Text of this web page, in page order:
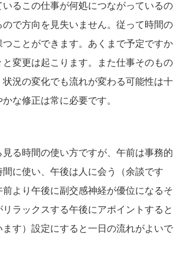
いるこの仕事が何処につながっているの
で方向を見失いません。従って時間の
ことができます。あくまで予定ですか
と変更は起こります。また仕事そのもの
状況の変化でも流れが変わる可能性は十
な修正は常に必要です。
る時間の使い方ですが、午前は事務的
に使い、午後は人に会う（余談です
より午後に副交感神経が優位になるそ
リラックスする午後にアポイントすると
ます）設定にすると一日の流れがよいで